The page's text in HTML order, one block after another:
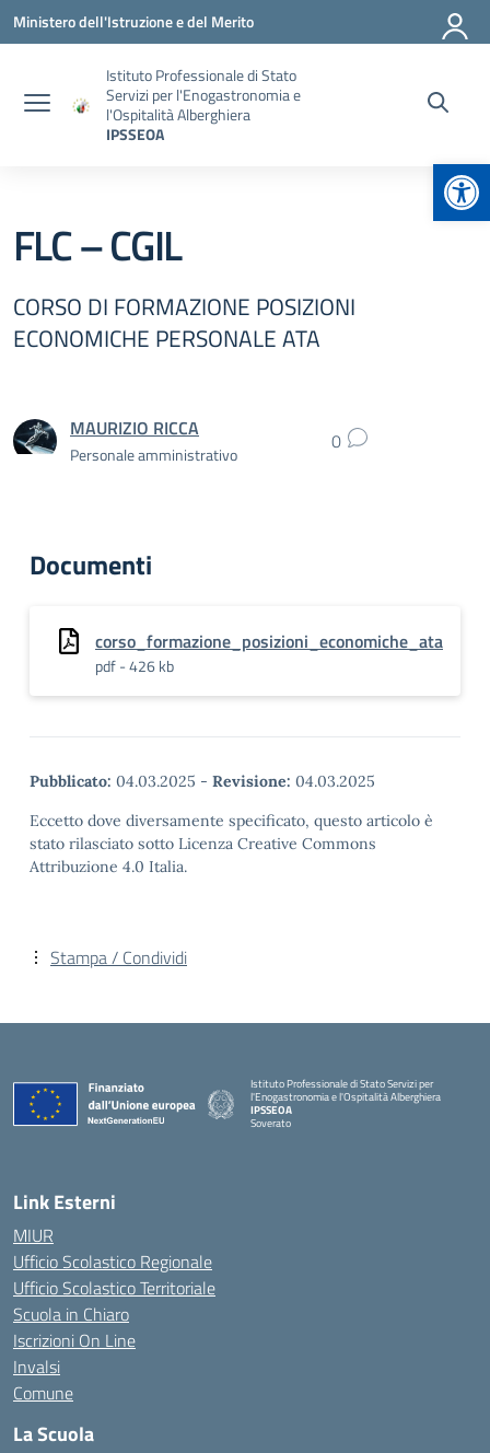
Vai ai contenuti
Vai al menu di navigazione
Vai al footer
Ministero dell'Istruzione e del Merito
Istituto Professionale di Stato
Servizi per l'Enogastronomia e
l'Ospitalità Alberghiera
IPSSEOA
FLC – CGIL
CORSO DI FORMAZIONE POSIZIONI
ECONOMICHE PERSONALE ATA
MAURIZIO RICCA
Personale amministrativo 0
Documenti
corso_formazione_posizioni_economiche_ata
pdf - 426 kb
Pubblicato: 04.03.2025 - Revisione: 04.03.2025
Eccetto dove diversamente specificato, questo articolo è
stato rilasciato sotto Licenza Creative Commons
Attribuzione 4.0 Italia.
Stampa / Condividi
Istituto Professionale di Stato Servizi per
l'Enogastronomia e l'Ospitalità Alberghiera
IPSSEOA
Soverato
Link Esterni
MIUR
Ufficio Scolastico Regionale
Ufficio Scolastico Territoriale
Scuola in Chiaro
Iscrizioni On Line
Invalsi
Comune
La Scuola